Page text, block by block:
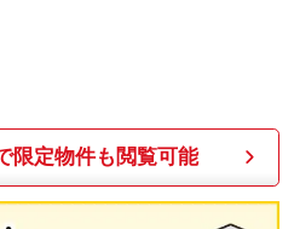
限定物件も閲覧可能